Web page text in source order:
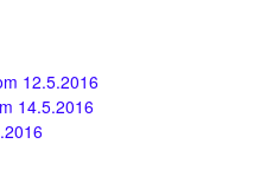
12.5.2016
14.5.2016